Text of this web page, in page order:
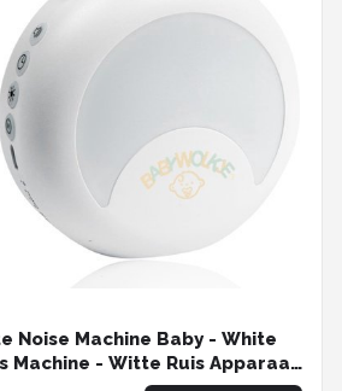
Noise Machine Baby - White
Machine - Witte Ruis Apparaat